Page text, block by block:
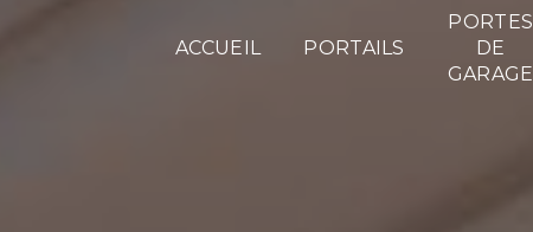
ACCUEIL PORTAILS
PORTES
DE
GARAGE